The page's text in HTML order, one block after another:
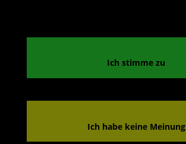
Ich stimme zu
Ich habe keine Meinung